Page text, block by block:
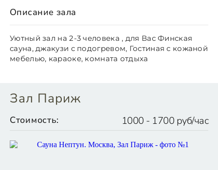
Описание зала
Уютный зал на 2-3 человека , для Вас Финская
сауна, джакузи с подогревом, Гостиная с кожаной
мебелью, караоке, комната отдыха
Зал Париж
Стоимость: 1000 - 1700 руб/час